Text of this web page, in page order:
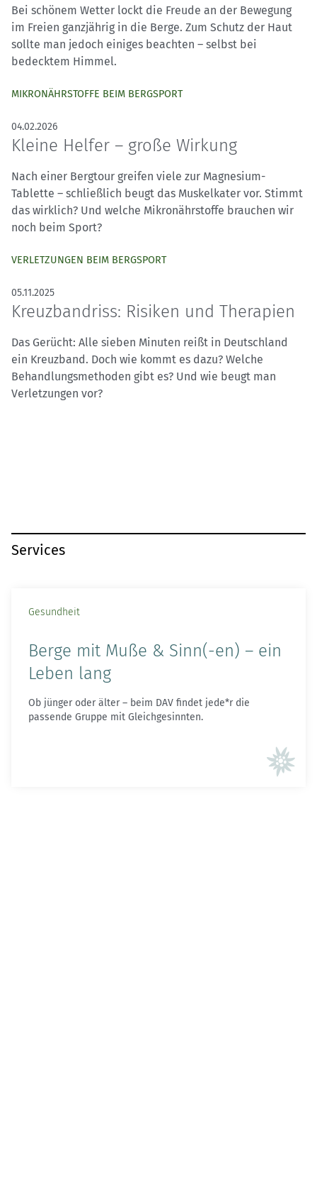
Bei schönem Wetter lockt die Freude an der Bewegung
im Freien ganzjährig in die Berge. Zum Schutz der Haut
sollte man jedoch einiges beachten – selbst bei
bedecktem Himmel.
MIKRONÄHRSTOFFE BEIM BERGSPORT
04.02.2026
Kleine Helfer – große Wirkung
Nach einer Bergtour greifen viele zur Magnesium-
Tablette – schließlich beugt das Muskelkater vor. Stimmt
das wirklich? Und welche Mikronährstoffe brauchen wir
noch beim Sport?
VERLETZUNGEN BEIM BERGSPORT
05.11.2025
Kreuzbandriss: Risiken und Therapien
Das Gerücht: Alle sieben Minuten reißt in Deutschland
ein Kreuzband. Doch wie kommt es dazu? Welche
Behandlungsmethoden gibt es? Und wie beugt man
Verletzungen vor?
Services
Gesundheit
Berge mit Muße & Sinn(-en) – ein
Leben lang
Ob jünger oder älter – beim DAV findet jede*r die
passende Gruppe mit Gleichgesinnten.